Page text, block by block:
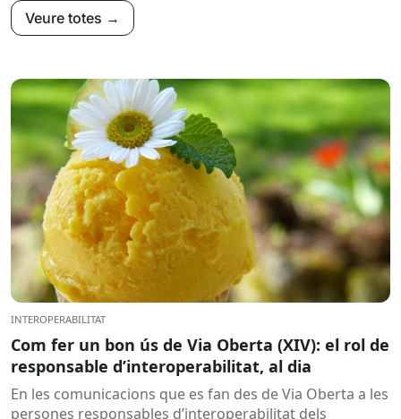
Veure totes →
INTEROPERABILITAT
Com fer un bon ús de Via Oberta (XIV): el rol de
responsable d’interoperabilitat, al dia
En les comunicacions que es fan des de Via Oberta a les
persones responsables d’interoperabilitat dels